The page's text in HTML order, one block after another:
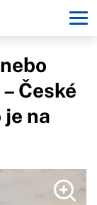
České
je na